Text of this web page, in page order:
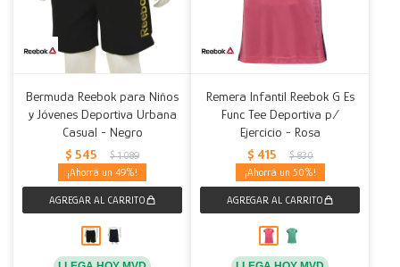
Bermuda Reebok para Niños
y Jóvenes Deportiva Urbana
Casual - Negro
$ 545 $ 1.089
49
Remera Infantil Reebok G Es
Func Tee Deportiva p/
Ejercicio - Rosa
$ 415 $ 830
50